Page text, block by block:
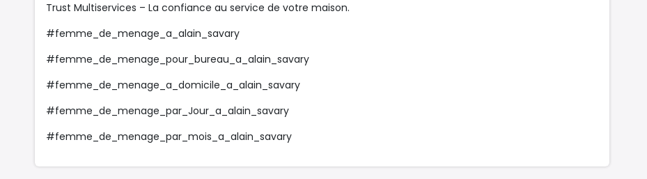
Trust Multiservices – La confiance au service de votre maison.
#femme_de_menage_a_alain_savary
#femme_de_menage_pour_bureau_a_alain_savary
#femme_de_menage_a_domicile_a_alain_savary
#femme_de_menage_par_Jour_a_alain_savary
#femme_de_menage_par_mois_a_alain_savary